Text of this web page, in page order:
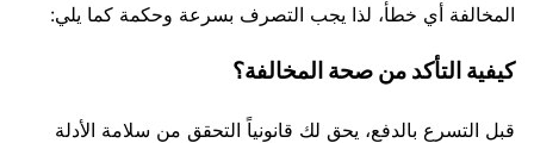
المخالفة أي خطأ، لذا يجب التصرف بسرعة وحكمة كما يلي:
كيفية التأكد من صحة المخالفة؟
قبل التسرع بالدفع، يحق لك قانونياً التحقق من سلامة الأدلة